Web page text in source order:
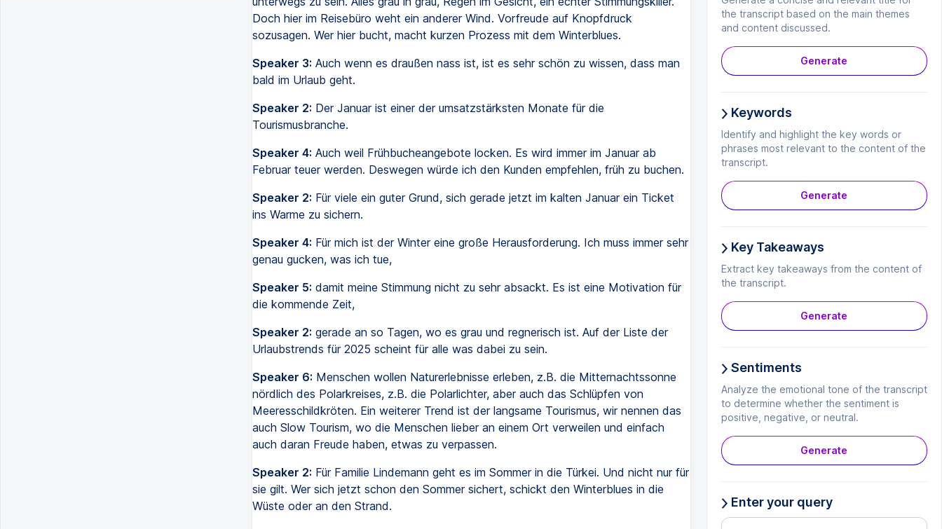
Doch hier im Reisebüro weht ein anderer Wind. Vorfreude auf Knopfdruck
sozusagen. Wer hier bucht, macht kurzen Prozess mit dem Winterblues.
Speaker 3: Auch wenn es draußen nass ist, ist es sehr schön zu wissen, dass man
bald im Urlaub geht.
Speaker 2: Der Januar ist einer der umsatzstärksten Monate für die
Tourismusbranche.
Speaker 4: Auch weil Frühbucheangebote locken. Es wird immer im Januar ab
Februar teuer werden. Deswegen würde ich den Kunden empfehlen, früh zu buchen.
Speaker 2: Für viele ein guter Grund, sich gerade jetzt im kalten Januar ein Ticket
ins Warme zu sichern.
Speaker 4: Für mich ist der Winter eine große Herausforderung. Ich muss immer sehr
genau gucken, was ich tue,
Speaker 5: damit meine Stimmung nicht zu sehr absackt. Es ist eine Motivation für
die kommende Zeit,
Speaker 2: gerade an so Tagen, wo es grau und regnerisch ist. Auf der Liste der
Urlaubstrends für 2025 scheint für alle was dabei zu sein.
Speaker 6: Menschen wollen Naturerlebnisse erleben, z.B. die Mitternachtssonne
nördlich des Polarkreises, z.B. die Polarlichter, aber auch das Schlüpfen von
Meeresschildkröten. Ein weiterer Trend ist der langsame Tourismus, wir nennen das
auch Slow Tourism, wo die Menschen lieber an einem Ort verweilen und einfach
auch daran Freude haben, etwas zu verpassen.
Speaker 2: Für Familie Lindemann geht es im Sommer in die Türkei. Und nicht nur für
sie gilt. Wer sich jetzt schon den Sommer sichert, schickt den Winterblues in die
Wüste oder an den Strand.
the transcript based on the main themes
and content discussed.
Generate
Keywords
Identify and highlight the key words or
phrases most relevant to the content of the
transcript.
Generate
Key Takeaways
Extract key takeaways from the content of
the transcript.
Generate
Sentiments
Analyze the emotional tone of the transcript
to determine whether the sentiment is
positive, negative, or neutral.
Generate
Enter your query